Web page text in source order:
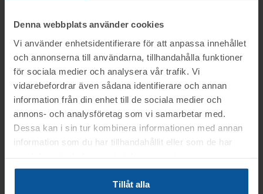
Denna webbplats använder cookies
Vi använder enhetsidentifierare för att anpassa innehållet
och annonserna till användarna, tillhandahålla funktioner
för sociala medier och analysera vår trafik. Vi
vidarebefordrar även sådana identifierare och annan
information från din enhet till de sociala medier och
annons- och analysföretag som vi samarbetar med.
Dessa kan i sin tur kombinera informationen med annan
information som du har tillhandahållit eller som de har
Tillåt alla
2026-04-14
AVSLUTAD
3
Avslutad14/4 11:28
Moms:25% tillkommer
Slagavgift:1 800 kr exkl.
Rop 15:
från världsledande
Canadian Spa – Ett
premium utespa för
maximal komfort
året runt, fabriksny -
emballerad
Borås
40 000 kr Fj0274